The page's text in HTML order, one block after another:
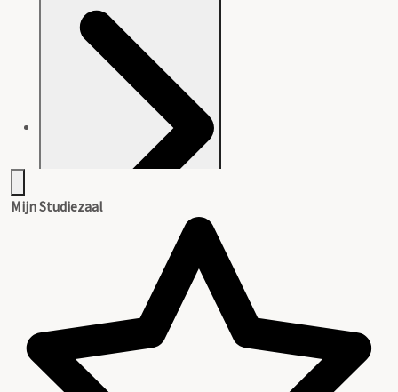
Beschrijving van het archief
Mijn Studiezaal